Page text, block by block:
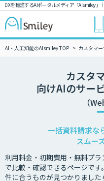
DXを推進するAIポータルメディア「AIsmiley」
AI・人工知能のAIsmiley TOP カスタマ
カスタ
向けAIのサー
（
一括資料請求な
スムー
利用料金・初期費用・無料プ
で比較・確認できるページで
件に合うものが見つかりまし